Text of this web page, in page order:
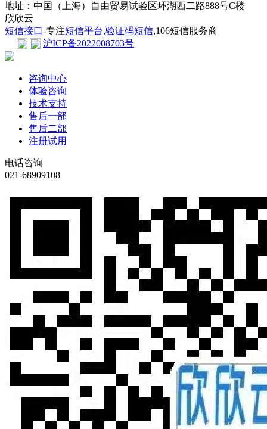
地址：中国（上海）自由贸易试验区环湖西二路888号C楼
欣欣云
短信接口-专注短信平台,验证码短信,106短信服务商
沪ICP备2022008703号
咨询中心
体验咨询
技术支持
售后一部
售后二部
注册试用
电话咨询
021-68909108